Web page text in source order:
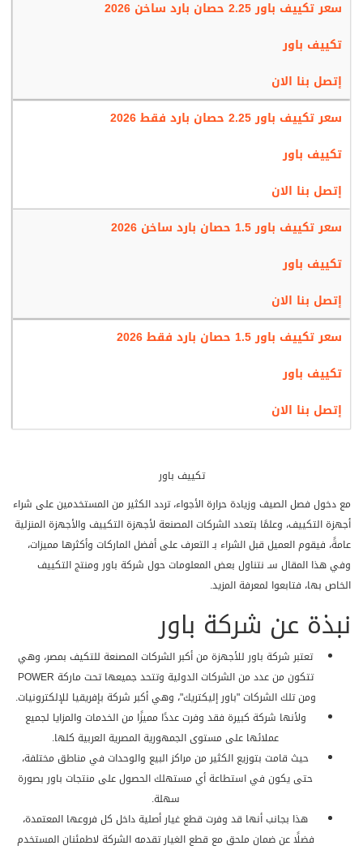
كافة الاستفسارات والشكاوى وتبليغ الأعطال لمنح العملاء أفضل خدمة لما بعد
تكييف باور ذلك الجهاز المميز بمواصفاته الرائعة.
سعر تكييف باور 2.25 حصان بارد ساخن 2026
تكييف باور
إتصل بنا الان
سعر تكييف باور 2.25 حصان بارد فقط 2026
تكييف باور
إتصل بنا الان
سعر تكييف باور 1.5 حصان بارد ساخن 2026
تكييف باور
إتصل بنا الان
سعر تكييف باور 1.5 حصان بارد فقط 2026
تكييف باور
إتصل بنا الان
تكييف باور
مع دخول فصل الصيف وزيادة حرارة الأجواء، تردد الكثير من المستخدمين على شراء
أجهزة التكييف، وعلمًا بتعدد الشركات المصنعة لأجهزة التكييف والأجهزة المنزلية
عامةً، فيقوم العميل قبل الشراء بـ التعرف على أفضل الماركات وأكثرها مميزات،
وفي هذا المقال سـ نتناول بعض المعلومات حول شركة باور ومنتج التكييف
الخاص بها، فتابعوا لمعرفة المزيد.
نبذة عن شركة باور
تعتبر شركة باور للأجهزة من أكبر الشركات المصنعة للتكيف بمصر، وهي
تتكون من عدد من الشركات الدولية وتتحد جميعها تحت ماركة POWER
ومن تلك الشركات "باور إليكتريك"، وهي أكبر شركة بإفريقيا للإلكترونيات.
ولأنها شركة كبيرة فقد وفرت عددًا مميزًا من الخدمات والمزايا لجميع
عملائها على مستوى الجمهورية المصرية العربية كلها.
حيث قامت بتوزيع الكثير من مراكز البيع والوحدات في مناطق مختلفة،
حتى يكون في استطاعة أي مستهلك الحصول على منتجات باور بصورة
سهلة.
هذا بجانب أنها قد وفرت قطع غيار أصلية داخل كل فروعها المعتمدة،
فضلًا عن ضمان ملحق مع قطع الغيار تقدمه الشركة لاطمئنان المستخدم